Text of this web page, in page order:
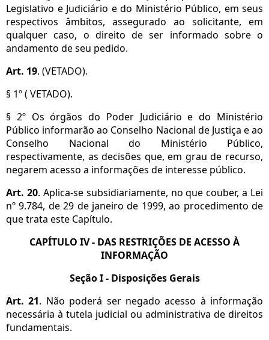
Legislativo e Judiciário e do Ministério Público, em seus
respectivos âmbitos, assegurado ao solicitante, em
qualquer caso, o direito de ser informado sobre o
andamento de seu pedido.
Art. 19. (VETADO).
§ 1º ( VETADO).
§ 2º Os órgãos do Poder Judiciário e do Ministério
Público informarão ao Conselho Nacional de Justiça e ao
Conselho Nacional do Ministério Público,
respectivamente, as decisões que, em grau de recurso,
negarem acesso a informações de interesse público.
Art. 20. Aplica-se subsidiariamente, no que couber, a Lei
nº 9.784, de 29 de janeiro de 1999, ao procedimento de
que trata este Capítulo.
CAPÍTULO IV - DAS RESTRIÇÕES DE ACESSO À
INFORMAÇÃO
Seção I - Disposições Gerais
Art. 21. Não poderá ser negado acesso à informação
necessária à tutela judicial ou administrativa de direitos
fundamentais.